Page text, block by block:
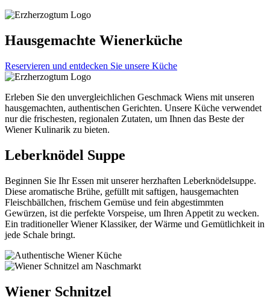
Hausgemachte Wienerküche
Reservieren und entdecken Sie unsere Küche
Erleben Sie den unvergleichlichen Geschmack Wiens mit unseren
hausgemachten, authentischen Gerichten. Unsere Küche verwendet
nur die frischesten, regionalen Zutaten, um Ihnen das Beste der
Wiener Kulinarik zu bieten.
Leberknödel Suppe
Beginnen Sie Ihr Essen mit unserer herzhaften Leberknödelsuppe.
Diese aromatische Brühe, gefüllt mit saftigen, hausgemachten
Fleischbällchen, frischem Gemüse und fein abgestimmten
Gewürzen, ist die perfekte Vorspeise, um Ihren Appetit zu wecken.
Ein traditioneller Wiener Klassiker, der Wärme und Gemütlichkeit in
jede Schale bringt.
Wiener Schnitzel